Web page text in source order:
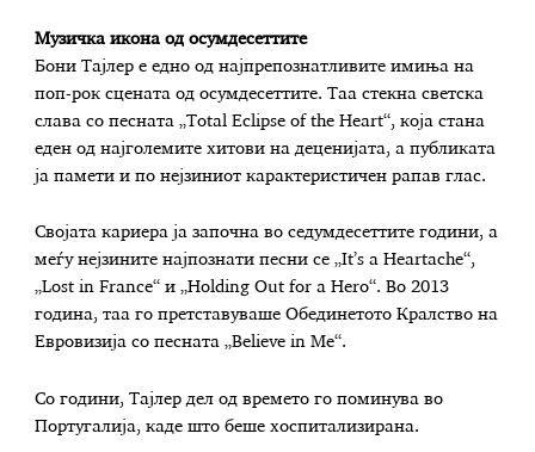
Музичка икона од осумдесеттите
Бони Тајлер е едно од најпрепознатливите имиња на
поп-рок сцената од осумдесеттите. Таа стекна светска
слава со песната „Total Eclipse of the Heart“, која стана
еден од најголемите хитови на деценијата, а публиката
ја памети и по нејзиниот карактеристичен рапав глас.
Својата кариера ја започна во седумдесеттите години, а
меѓу нејзините најпознати песни се „It’s a Heartache“,
„Lost in France“ и „Holding Out for a Hero“. Во 2013
година, таа го претставуваше Обединетото Кралство на
Евровизија со песната „Believe in Me“.
Со години, Тајлер дел од времето го поминува во
Португалија, каде што беше хоспитализирана.